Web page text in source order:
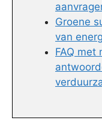
Groene
van
FAQ met